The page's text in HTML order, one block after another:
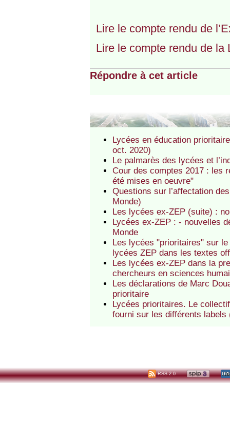
Lire le compte rendu de
Lire le compte rendu de la
Répondre à cet article
Lycées en éducation
oct. 2020)
Le palmarès des lycées et
Cour des comptes 2017 : les
été mises en oeuvre"
Questions sur l’affectation
Monde)
Les lycées ex-ZEP (suite) :
Lycées ex-ZEP : - nouvelles
Monde
Les lycées "prioritaires" sur
lycées ZEP dans les textes
Les lycées ex-ZEP dans la
chercheurs en sciences
Les déclarations de Marc
prioritaire
Lycées prioritaires. Le
fourni sur les différents
RSS 2.0